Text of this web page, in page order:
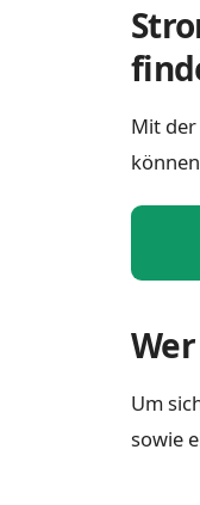
Mit
Um
sowie